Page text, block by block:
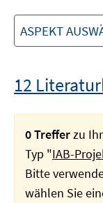
ASPEKT
12
0 Trefferzu
Typ "IAB-
Bitte
wählen Sie